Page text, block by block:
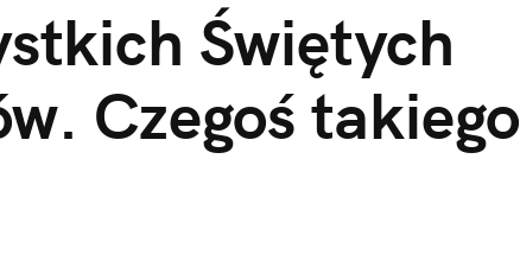
Świętych
Czegoś takiego